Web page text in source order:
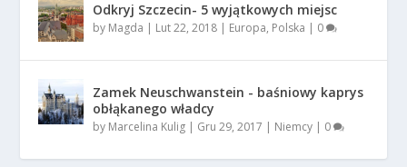
Odkryj Szczecin- 5 wyjątkowych miejsc
by Magda | Lut 22, 2018 | Europa, Polska | 0
Zamek Neuschwanstein - baśniowy kaprys
obłąkanego władcy
by Marcelina Kulig | Gru 29, 2017 | Niemcy | 0